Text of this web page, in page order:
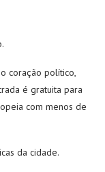
coração político,
é gratuita para
com menos de
da cidade.